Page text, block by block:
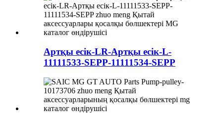
Артқы есік-LR-Артқы есік-L-
11111533-SEPP-11111534-SEPP